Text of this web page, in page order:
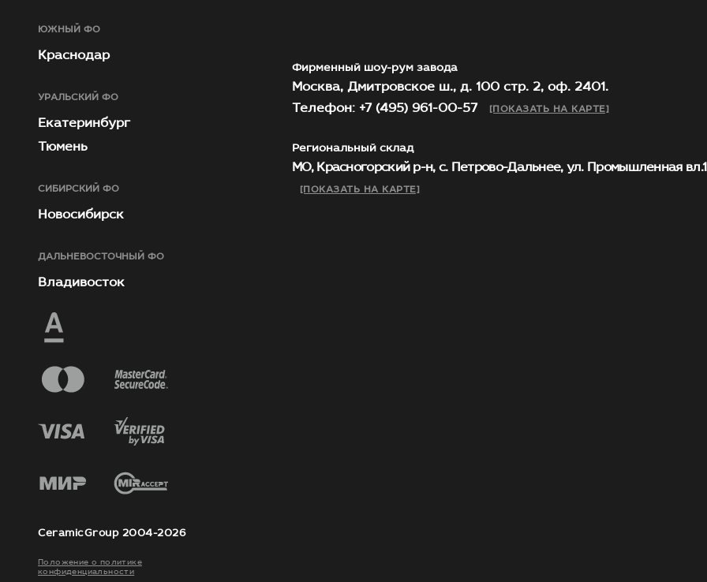
ЮЖНЫЙ ФО
Краснодар
УРАЛЬСКИЙ ФО
Екатеринбург
Тюмень
СИБИРСКИЙ ФО
Новосибирск
ДАЛЬНЕВОСТОЧНЫЙ ФО
Владивосток
Фирменный шоу-рум завода
Москва, Дмитровское ш., д. 100 стр. 2, оф. 2401.
Телефон: +7 (495) 961-00-57
[ПОКАЗАТЬ НА КАРТЕ]
Региональный склад
МО, Красногорский р-н, с. Петрово-Дальнее, ул. Промышленная
[ПОКАЗАТЬ НА КАРТЕ]
CeramicGroup 2004-2026
Положение о политике
конфиденциальности